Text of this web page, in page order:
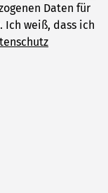
Daten für
Ich weiß, dass ich